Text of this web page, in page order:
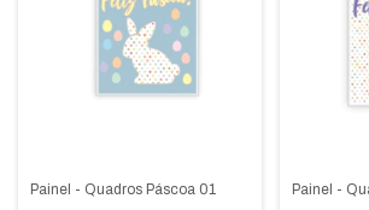
Painel - Quadros Páscoa 01 Painel -